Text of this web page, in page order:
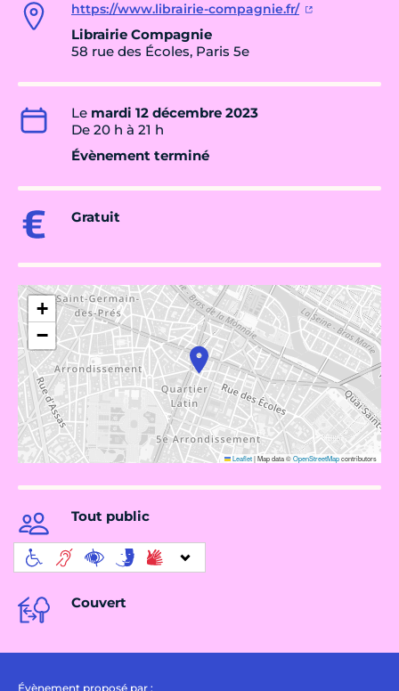
https://www.librairie-compagnie.fr/
Librairie Compagnie
58 rue des Écoles, Paris 5e
Le mardi 12 décembre 2023
De 20 h à 21 h
Évènement terminé
Gratuit
+
−
Leaflet|Map data ©OpenStreetMapcontributors
Tout public
Couvert
Évènement proposé par :